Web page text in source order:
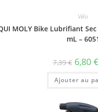
Vélo
MOLY Bike Lubrifiant
mL –
7,39€ 6,80 €
Ajouter au